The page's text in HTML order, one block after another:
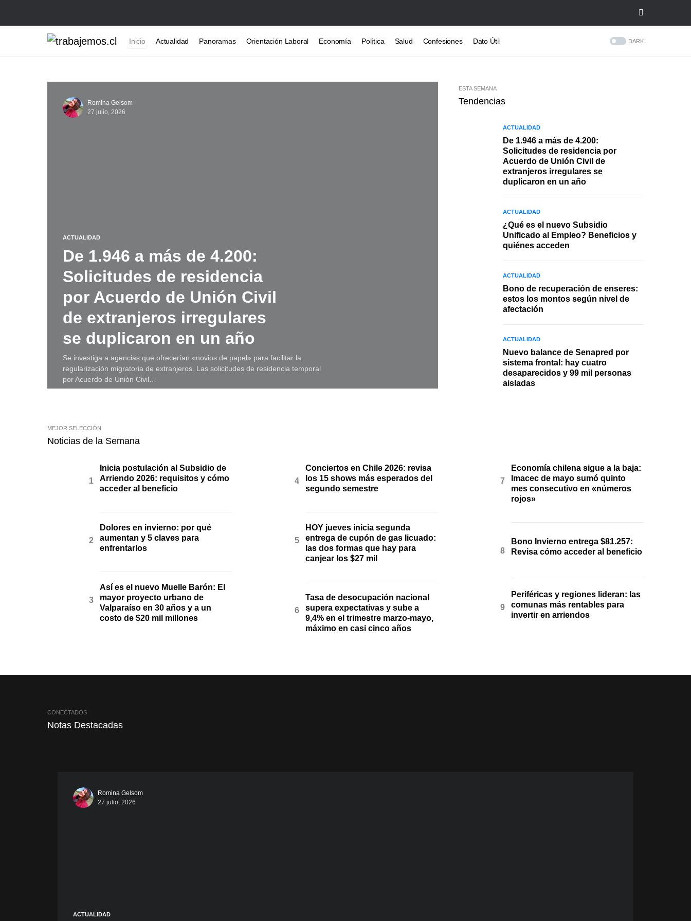
Inicio Actualidad Panoramas Orientación Laboral Economía Política Salud Confesiones Dato Útil DARK
Romina Gelsom
27 julio, 2026
ACTUALIDAD
De 1.946 a más de 4.200:
Solicitudes de residencia
por Acuerdo de Unión Civil
de extranjeros irregulares
se duplicaron en un año
Se investiga a agencias que ofrecerían «novios de papel» para facilitar la
regularización migratoria de extranjeros. Las solicitudes de residencia temporal
por Acuerdo de Unión Civil…
ESTA SEMANA
Tendencias
ACTUALIDAD
De 1.946 a más de 4.200:
Solicitudes de residencia por
Acuerdo de Unión Civil de
extranjeros irregulares se
duplicaron en un año
ACTUALIDAD
¿Qué es el nuevo Subsidio
Unificado al Empleo? Beneficios y
quiénes acceden
ACTUALIDAD
Bono de recuperación de enseres:
estos los montos según nivel de
afectación
ACTUALIDAD
Nuevo balance de Senapred por
sistema frontal: hay cuatro
desaparecidos y 99 mil personas
aisladas
MEJOR SELECCIÓN
Noticias de la Semana
Inicia postulación al Subsidio de
Arriendo 2026: requisitos y cómo
acceder al beneficio
Dolores en invierno: por qué
aumentan y 5 claves para
enfrentarlos
Así es el nuevo Muelle Barón: El
mayor proyecto urbano de
Valparaíso en 30 años y a un
costo de $20 mil millones
Conciertos en Chile 2026: revisa
los 15 shows más esperados del
segundo semestre
HOY jueves inicia segunda
entrega de cupón de gas licuado:
las dos formas que hay para
canjear los $27 mil
Tasa de desocupación nacional
supera expectativas y sube a
9,4% en el trimestre marzo-mayo,
máximo en casi cinco años
Economía chilena sigue a la baja:
Imacec de mayo sumó quinto
mes consecutivo en «números
rojos»
Bono Invierno entrega $81.257:
Revisa cómo acceder al beneficio
Periféricas y regiones lideran: las
comunas más rentables para
invertir en arriendos
CONECTADOS
Notas Destacadas
Romina Gelsom
27 julio, 2026
ACTUALIDAD